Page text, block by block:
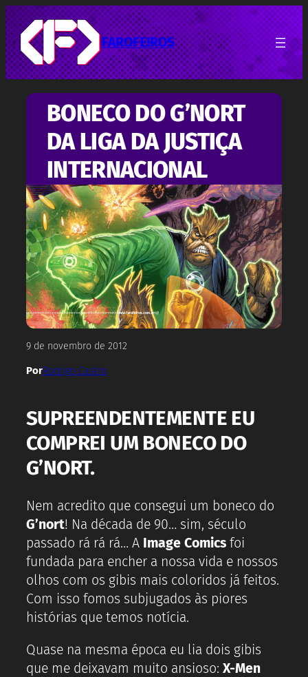
Pular
para
o
conteúdo
FAROFEIROS
BONECO DO G’NORT
DA LIGA DA JUSTIÇA
INTERNACIONAL
9 de novembro de 2012
PorRodrigo Castro
SUPREENDENTEMENTE EU
COMPREI UM BONECO DO
G’NORT.
Nem acredito que consegui um boneco do
G’nort! Na década de 90… sim, século
passado rá rá rá… A Image Comicsfoi
fundada para encher a nossa vida e nossos
olhos com os gibis mais coloridos já feitos.
Com isso fomos subjugados às piores
histórias que temos notícia.
Quase na mesma época eu lia dois gibis
que me deixavam muito ansioso: X-Men